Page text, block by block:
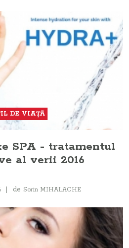
DE VIAȚĂ
SPA - tratamentul
al verii 2016
de Sorin MIHALACHE